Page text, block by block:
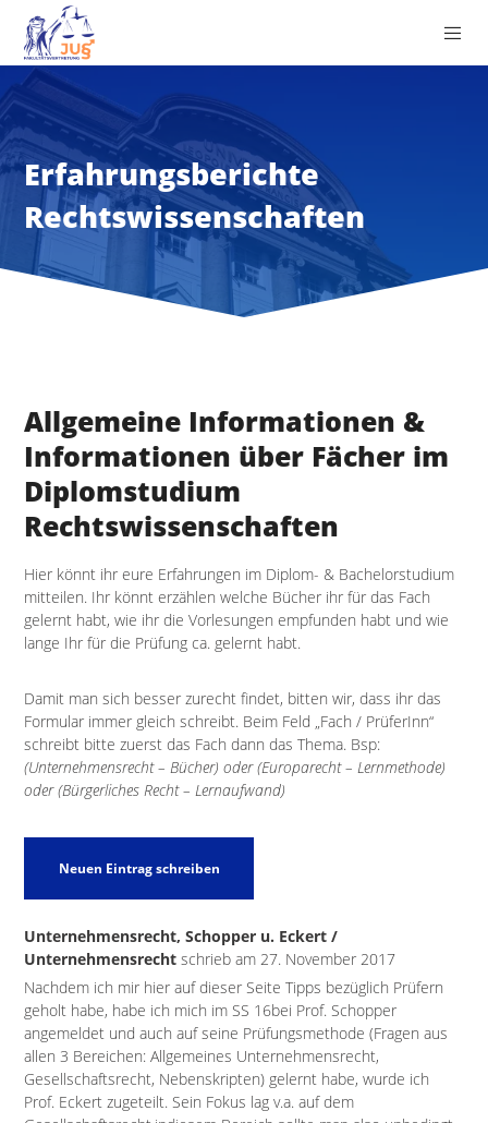
Erfahrungsberichte
Rechtswissenschaften
Allgemeine Informationen &
Informationen über Fächer im
Diplomstudium
Rechtswissenschaften
Hier könnt ihr eure Erfahrungen im Diplom- & Bachelorstudium
mitteilen. Ihr könnt erzählen welche Bücher ihr für das Fach
gelernt habt, wie ihr die Vorlesungen empfunden habt und wie
lange Ihr für die Prüfung ca. gelernt habt.
Damit man sich besser zurecht findet, bitten wir, dass ihr das
Formular immer gleich schreibt. Beim Feld „Fach / PrüferInn“
schreibt bitte zuerst das Fach dann das Thema. Bsp:
(Unternehmensrecht – Bücher) oder (Europarecht – Lernmethode)
oder (Bürgerliches Recht – Lernaufwand)
Unternehmensrecht, Schopper u. Eckert /
Unternehmensrechtschrieb am 27. November 2017
Nachdem ich mir hier auf dieser Seite Tipps bezüglich Prüfern
geholt habe, habe ich mich im SS 16bei Prof. Schopper
angemeldet und auch auf seine Prüfungsmethode (Fragen aus
allen 3 Bereichen: Allgemeines Unternehmensrecht,
Gesellschaftsrecht, Nebenskripten) gelernt habe, wurde ich
Prof. Eckert zugeteilt. Sein Fokus lag v.a. auf dem